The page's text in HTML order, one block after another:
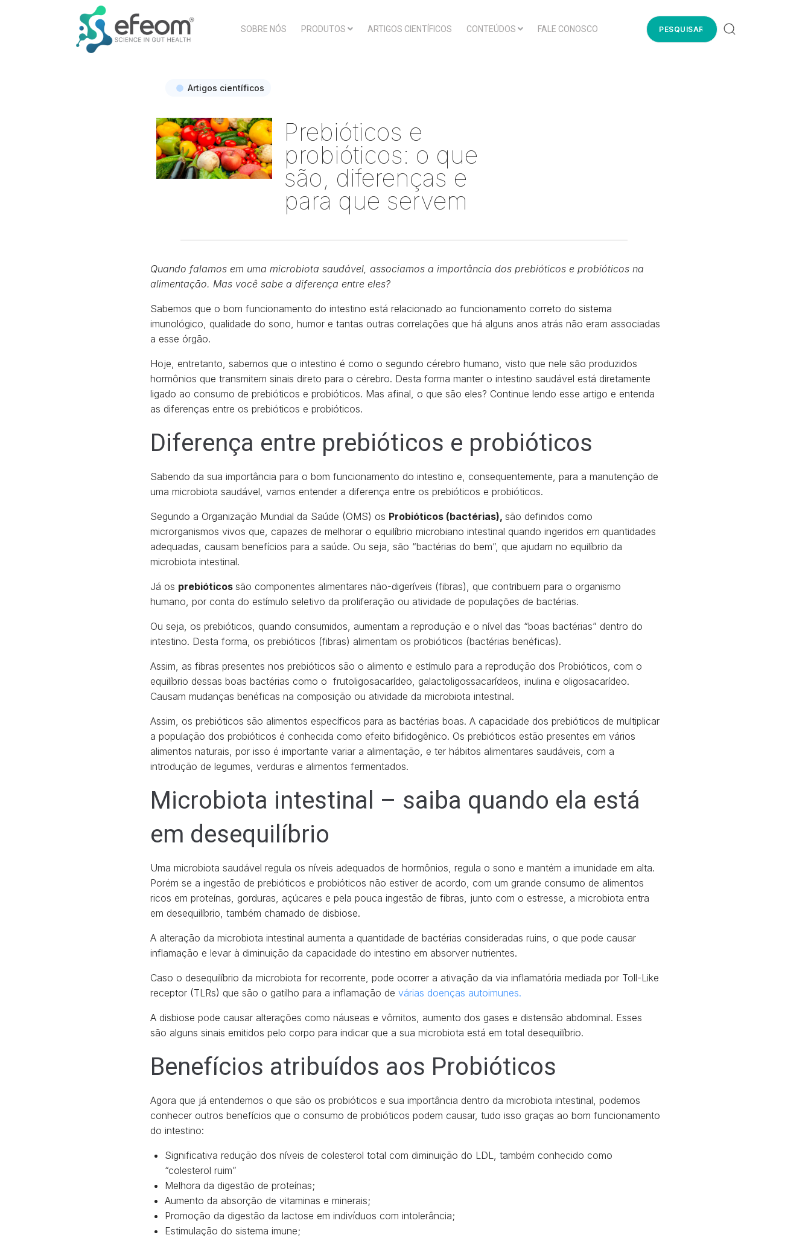
SOBRE NÓS PRODUTOS ARTIGOS CIENTÍFICOS CONTEÚDOS FALE CONOSCO
Artigos científicos
Prebióticos e
probióticos: o que
são, diferenças e
para que servem
Quando falamos em uma microbiota saudável, associamos a importância dos prebióticos e probióticos na
alimentação. Mas você sabe a diferença entre eles?
Sabemos que o bom funcionamento do intestino está relacionado ao funcionamento correto do sistema
imunológico, qualidade do sono, humor e tantas outras correlações que há alguns anos atrás não eram associadas
a esse órgão.
Hoje, entretanto, sabemos que o intestino é como o segundo cérebro humano, visto que nele são produzidos
hormônios que transmitem sinais direto para o cérebro. Desta forma manter o intestino saudável está diretamente
ligado ao consumo de prebióticos e probióticos. Mas afinal, o que são eles? Continue lendo esse artigo e entenda
as diferenças entre os prebióticos e probióticos.
Diferença entre prebióticos e probióticos
Sabendo da sua importância para o bom funcionamento do intestino e, consequentemente, para a manutenção de
uma microbiota saudável, vamos entender a diferença entre os prebióticos e probióticos.
Segundo a Organização Mundial da Saúde (OMS) os Probióticos (bactérias), são definidos como
microrganismos vivos que, capazes de melhorar o equilíbrio microbiano intestinal quando ingeridos em quantidades
adequadas, causam benefícios para a saúde. Ou seja, são “bactérias do bem”, que ajudam no equilíbrio da
microbiota intestinal.
Já os prebióticos são componentes alimentares não-digeríveis (fibras), que contribuem para o organismo
humano, por conta do estímulo seletivo da proliferação ou atividade de populações de bactérias.
Ou seja, os prebióticos, quando consumidos, aumentam a reprodução e o nível das “boas bactérias” dentro do
intestino. Desta forma, os prebióticos (fibras) alimentam os probióticos (bactérias benéficas).
Assim, as fibras presentes nos prebióticos são o alimento e estímulo para a reprodução dos Probióticos, com o
equilíbrio dessas boas bactérias como o fruto­ligosacarídeo, galactoligossacarídeos, inulina e oligosacarídeo.
Causam mudanças benéficas na composição ou atividade da microbiota intestinal.
Assim, os prebióticos são alimentos específicos para as bactérias boas. A capacidade dos prebióticos de multiplicar
a população dos probióticos é conhecida como efeito bifidogênico. Os prebióticos estão presentes em vários
alimentos naturais, por isso é importante variar a alimentação, e ter hábitos alimentares saudáveis, com a
introdução de legumes, verduras e alimentos fermentados.
Microbiota intestinal – saiba quando ela está
em desequilíbrio
Uma microbiota saudável regula os níveis adequados de hormônios, regula o sono e mantém a imunidade em alta.
Porém se a ingestão de prebióticos e probióticos não estiver de acordo, com um grande consumo de alimentos
ricos em proteínas, gorduras, açúcares e pela pouca ingestão de fibras, junto com o estresse, a microbiota entra
em desequilíbrio, também chamado de disbiose.
A alteração da microbiota intestinal aumenta a quantidade de bactérias consideradas ruins, o que pode causar
inflamação e levar à diminuição da capacidade do intestino em absorver nutrientes.
Caso o desequilíbrio da microbiota for recorrente, pode ocorrer a ativação da via inflamatória mediada por Toll-Like
receptor (TLRs) que são o gatilho para a inflamação de várias doenças autoimunes.
A disbiose pode causar alterações como náuseas e vômitos, aumento dos gases e distensão abdominal. Esses
são alguns sinais emitidos pelo corpo para indicar que a sua microbiota está em total desequilíbrio.
Benefícios atribuídos aos Probióticos
Agora que já entendemos o que são os probióticos e sua importância dentro da microbiota intestinal, podemos
conhecer outros benefícios que o consumo de probióticos podem causar, tudo isso graças ao bom funcionamento
do intestino:
Significativa redução dos níveis de colesterol total com diminuição do LDL, também conhecido como
“colesterol ruim”
Melhora da digestão de proteínas;
Aumento da absorção de vitaminas e minerais;
Promoção da digestão da lactose em indivíduos com intolerância;
Estimulação do sistema imune;